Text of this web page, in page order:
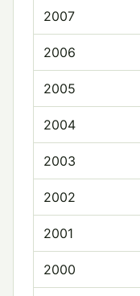
2007
2006
2005
2004
2003
2002
2001
2000